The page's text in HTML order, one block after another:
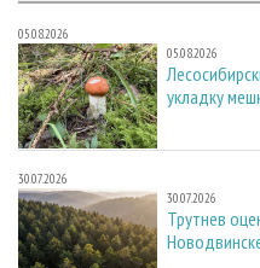
05.08.2026
05.08.2026
укладку
30.07.2026
30.07.2026
Трутнев